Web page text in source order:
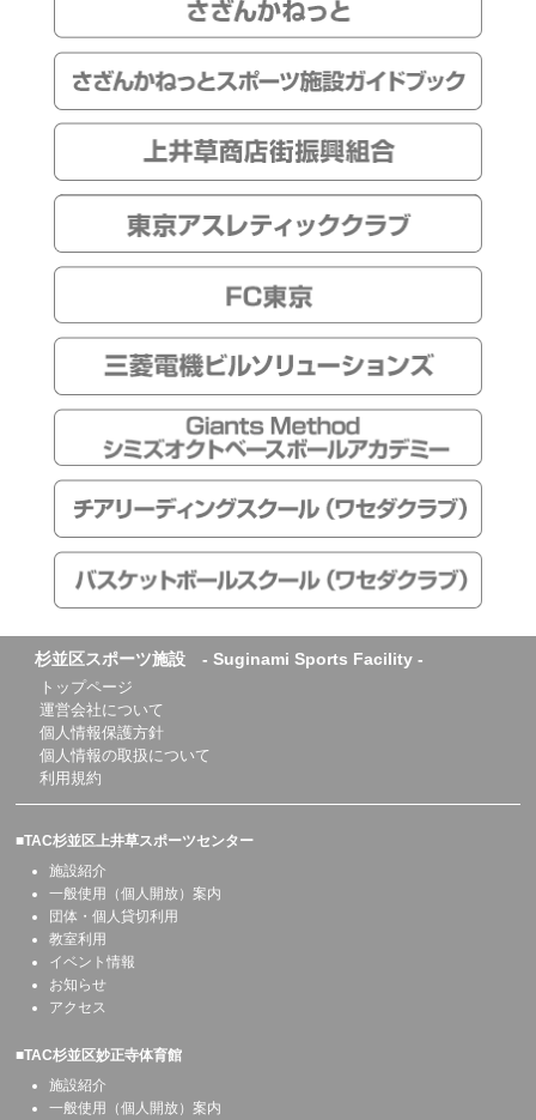
杉並区スポーツ施設 - Suginami Sports Facility -
トップページ
運営会社について
個人情報保護方針
個人情報の取扱について
利用規約
■TAC杉並区上井草スポーツセンター
施設紹介
一般使用（個人開放）案内
団体・個人貸切利用
教室利用
イベント情報
お知らせ
アクセス
■TAC杉並区妙正寺体育館
施設紹介
一般使用（個人開放）案内